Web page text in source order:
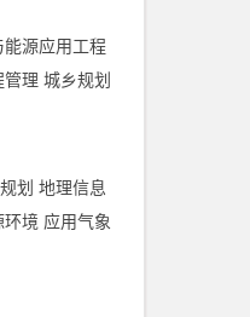
能源应用工程
管理 城乡规划
划 地理信息
环境 应用气象